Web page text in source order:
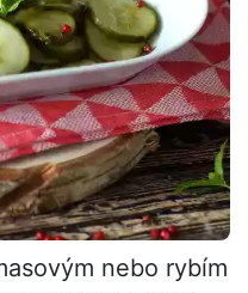
nebo rybím